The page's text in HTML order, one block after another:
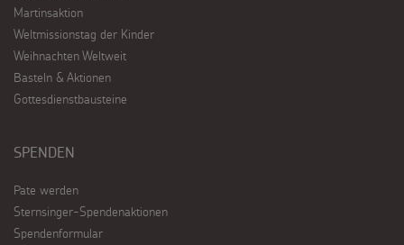
Martinsaktion
Weltmissionstag der Kinder
Weihnachten Weltweit
Basteln & Aktionen
Gottesdienstbausteine
SPENDEN
Pate werden
Sternsinger-Spendenaktionen
Spendenformular